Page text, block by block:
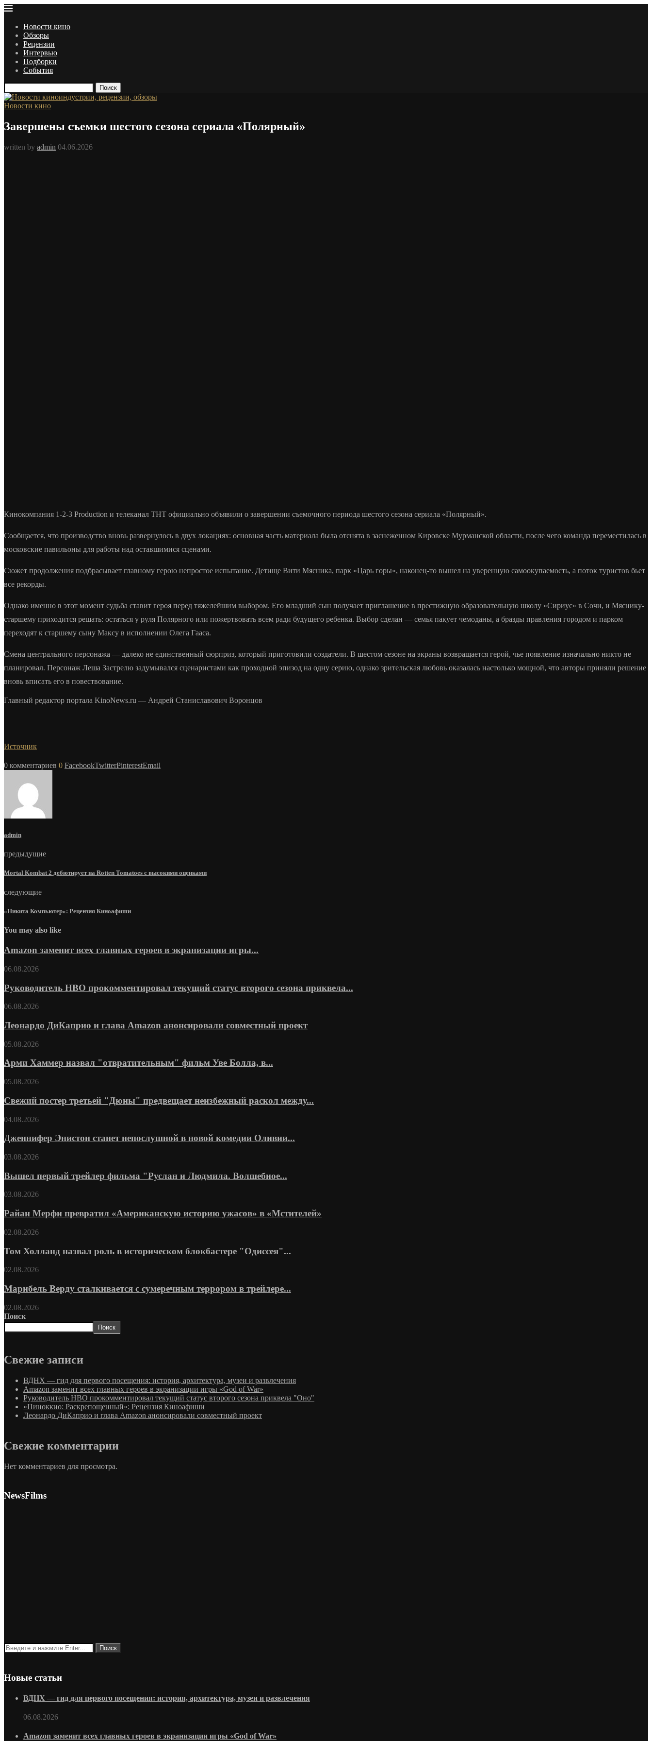
Новости кино
Обзоры
Рецензии
Интервью
Подборки
События
Поиск
Новости кино
Завершены съемки шестого сезона сериала «Полярный»
written by admin 04.06.2026
Кинокомпания 1-2-3 Production и телеканал ТНТ официально объявили о завершении съемочного периода шестого сезона сериала «Полярный».
Сообщается, что производство вновь развернулось в двух локациях: основная часть материала была отснята в заснеженном Кировске Мурманской области, после чего команда переместилась в
московские павильоны для работы над оставшимися сценами.
Сюжет продолжения подбрасывает главному герою непростое испытание. Детище Вити Мясника, парк «Царь горы», наконец-то вышел на уверенную самоокупаемость, а поток туристов бьет
все рекорды.
Однако именно в этот момент судьба ставит героя перед тяжелейшим выбором. Его младший сын получает приглашение в престижную образовательную школу «Сириус» в Сочи, и Мяснику-
старшему приходится решать: остаться у руля Полярного или пожертвовать всем ради будущего ребенка. Выбор сделан — семья пакует чемоданы, а бразды правления городом и парком
переходят к старшему сыну Максу в исполнении Олега Гааса.
Смена центрального персонажа — далеко не единственный сюрприз, который приготовили создатели. В шестом сезоне на экраны возвращается герой, чье появление изначально никто не
планировал. Персонаж Леша Застрелю задумывался сценаристами как проходной эпизод на одну серию, однако зрительская любовь оказалась настолько мощной, что авторы приняли решение
вновь вписать его в повествование.
Главный редактор портала KinoNews.ru — Андрей Станиславович Воронцов
Источник
0 комментариев 0 FacebookTwitterPinterestEmail
admin
предыдущие
Mortal Kombat 2 дебютирует на Rotten Tomatoes с высокими оценками
следующие
«Никита Компьютер»: Рецензия Киноафиши
You may also like
Amazon заменит всех главных героев в экранизации игры...
06.08.2026
Руководитель HBO прокомментировал текущий статус второго сезона приквела...
06.08.2026
Леонардо ДиКаприо и глава Amazon анонсировали совместный проект
05.08.2026
Арми Хаммер назвал "отвратительным" фильм Уве Болла, в...
05.08.2026
Свежий постер третьей "Дюны" предвещает неизбежный раскол между...
04.08.2026
Дженнифер Энистон станет непослушной в новой комедии Оливии...
03.08.2026
Вышел первый трейлер фильма "Руслан и Людмила. Волшебное...
03.08.2026
Райан Мерфи превратил «Американскую историю ужасов» в «Мстителей»
02.08.2026
Том Холланд назвал роль в историческом блокбастере "Одиссея"...
02.08.2026
Марибель Верду сталкивается с сумеречным террором в трейлере...
02.08.2026
Поиск
Поиск
Свежие записи
ВДНХ — гид для первого посещения: история, архитектура, музеи и развлечения
Amazon заменит всех главных героев в экранизации игры «God of War»
Руководитель HBO прокомментировал текущий статус второго сезона приквела "Оно"
«Пиноккио: Раскрепощенный»: Рецензия Киноафиши
Леонардо ДиКаприо и глава Amazon анонсировали совместный проект
Свежие комментарии
Нет комментариев для просмотра.
NewsFilms
Новые статьи
ВДНХ — гид для первого посещения: история, архитектура, музеи и развлечения
06.08.2026
Amazon заменит всех главных героев в экранизации игры «God of War»